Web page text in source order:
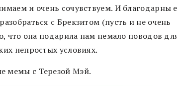
и очень сочувствуем. И благодарны
с Брекзитом (пусть и не очень
что она подарила нам немало поводов
непростых условиях.
мемы с Терезой Мэй.